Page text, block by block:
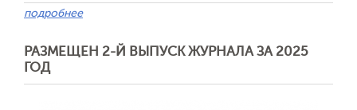
подробнее
РАЗМЕЩЕН 2-Й ВЫПУСК ЖУРНАЛА ЗА 2025
ГОД